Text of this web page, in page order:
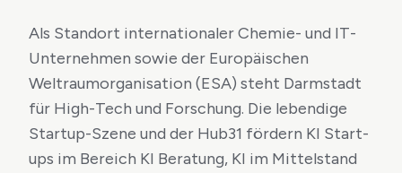
Als Standort internationaler Chemie- und IT-
Unternehmen sowie der Europäischen
Weltraumorganisation (ESA) steht Darmstadt
für High-Tech und Forschung. Die lebendige
Startup-Szene und der Hub31 fördern KI Start-
ups im Bereich KI Beratung, KI im Mittelstand